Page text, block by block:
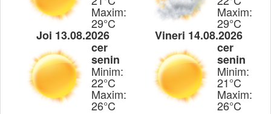
Maxim:
29°C
Maxim:
29°C
Joi 13.08.2026
cer
senin
Minim:
22°C
Maxim:
26°C
Vineri 14.08.2026
cer
senin
Minim:
21°C
Maxim:
26°C